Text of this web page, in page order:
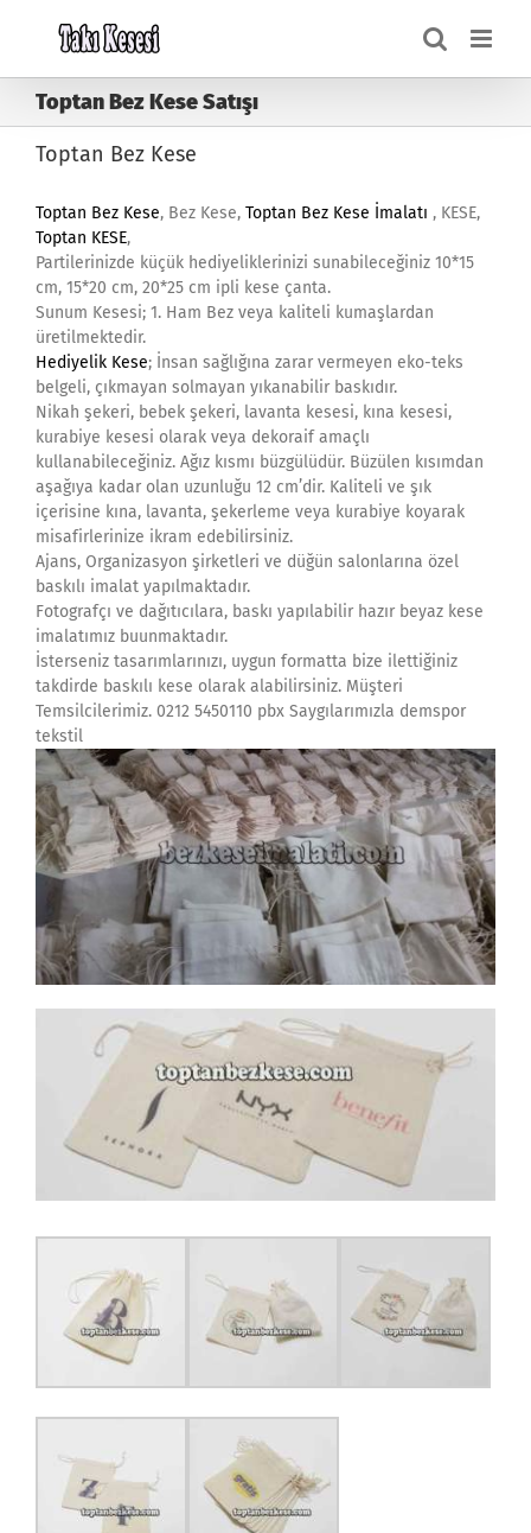
Toptan Bez Kese Satışı
Toptan Bez Kese
Toptan Bez Kese, Bez Kese, Toptan Bez Kese İmalatı , KESE,
Toptan KESE,
Partilerinizde küçük hediyeliklerinizi sunabileceğiniz 10*15
cm, 15*20 cm, 20*25 cm ipli kese çanta.
Sunum Kesesi; 1. Ham Bez veya kaliteli kumaşlardan
üretilmektedir.
Hediyelik Kese; İnsan sağlığına zarar vermeyen eko-teks
belgeli, çıkmayan solmayan yıkanabilir baskıdır.
Nikah şekeri, bebek şekeri, lavanta kesesi, kına kesesi,
kurabiye kesesi olarak veya dekoraif amaçlı
kullanabileceğiniz. Ağız kısmı büzgülüdür. Büzülen kısımdan
aşağıya kadar olan uzunluğu 12 cm’dir. Kaliteli ve şık
içerisine kına, lavanta, şekerleme veya kurabiye koyarak
misafirlerinize ikram edebilirsiniz.
Ajans, Organizasyon şirketleri ve düğün salonlarına özel
baskılı imalat yapılmaktadır.
Fotografçı ve dağıtıcılara, baskı yapılabilir hazır beyaz kese
imalatımız buunmaktadır.
İsterseniz tasarımlarınızı, uygun formatta bize ilettiğiniz
takdirde baskılı kese olarak alabilirsiniz. Müşteri
Temsilcilerimiz. 0212 5450110 pbx Saygılarımızla demspor
tekstil